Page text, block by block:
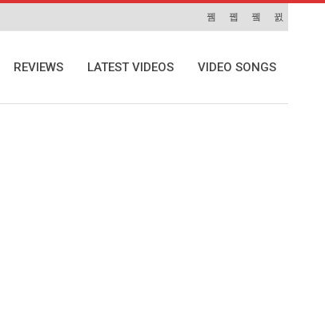
REVIEWS LATEST VIDEOS VIDEO SONGS